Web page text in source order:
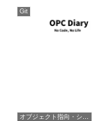
Git